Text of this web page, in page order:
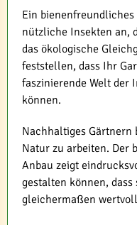
Ein
nützliche Insekten an,
das ökologische
feststellen, dass Ihr
faszinierende Welt der
können.
Nachhaltiges
Natur zu arbeiten. Der
Anbau zeigt
gestalten können,
gleichermaßen